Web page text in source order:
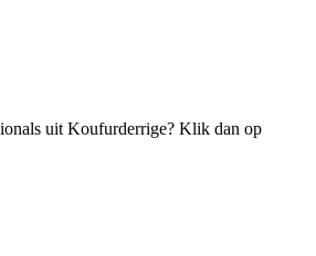
uit Koufurderrige? Klik dan op